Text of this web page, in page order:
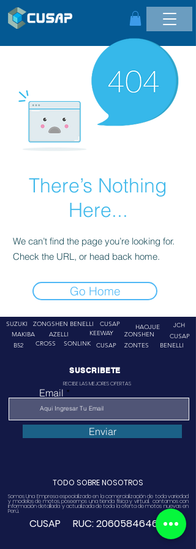
There’s Nothing
Here...
We can’t find the page you’re looking for.
Check the URL, or head back home.
Go Home
SUZUKI
ZONGSHEN
MAKIBA
AZELLI
BENELLI
CUSAP
KEEWAY
B52
CROSS SONLINK CUSAP
HAOJUE
JCH
ZONSHEN
ZONTES
CUSAP
BENELLI
SUSCRIBETE
RECIBE LAS MEJORES OFERTAS
Email
Enviar
TODO SOBRE NOSOTROS
Somos Una Empresa especializado en la comercialización de toda variedad
y modelos de motos, poseemos una tienda física y virtual. contamos con
información detallada y actualizada de toda la oferta de motos nuevas en
Perú.
CUSAP RUC:20605846468